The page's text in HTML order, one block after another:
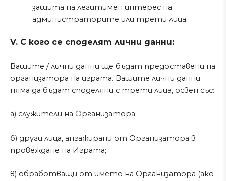
защита на легитимен интерес на
администраторите или трети лица.
V. С кого се споделят лични данни:
Вашите / лични данни ще бъдат предоставени на
организатора на играта. Вашите лични данни
няма да бъдат споделяни с трети лица, освен със:
а) служители на Организатора;
б) други лица, ангажирани от Организатора в
провеждане на Играта;
в) обработващи от името на Организатора (ако